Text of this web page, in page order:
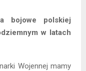
bojowe polskiej
w latach
Wojennej mamy